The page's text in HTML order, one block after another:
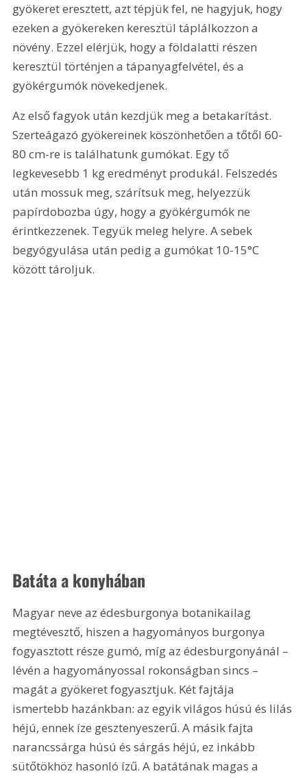
gyökeret eresztett, azt tépjük fel, ne hagyjuk, hogy
ezeken a gyökereken keresztül táplálkozzon a
növény. Ezzel elérjük, hogy a földalatti részen
keresztül történjen a tápanyagfelvétel, és a
gyökérgumók növekedjenek.
Az első fagyok után kezdjük meg a betakarítást.
Szerteágazó gyökereinek köszönhetően a tőtől 60-
80 cm-re is találhatunk gumókat. Egy tő
legkevesebb 1 kg eredményt produkál. Felszedés
után mossuk meg, szárítsuk meg, helyezzük
papírdobozba úgy, hogy a gyökérgumók ne
érintkezzenek. Tegyük meleg helyre. A sebek
begyógyulása után pedig a gumókat 10-15°C
között tároljuk.
Batáta a konyhában
Magyar neve az édesburgonya botanikailag
megtévesztő, hiszen a hagyományos burgonya
fogyasztott része gumó, míg az édesburgonyánál –
lévén a hagyományossal rokonságban sincs –
magát a gyökeret fogyasztjuk. Két fajtája
ismertebb hazánkban: az egyik világos húsú és lilás
héjú, ennek íze gesztenyeszerű. A másik fajta
narancssárga húsú és sárgás héjú, ez inkább
sütőtökhöz hasonló ízű. A batátának magas a